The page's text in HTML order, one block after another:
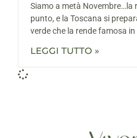
Siamo a metà Novembre…la
punto, e la Toscana si
verde che la rende famosa in
LEGGI TUTTO »